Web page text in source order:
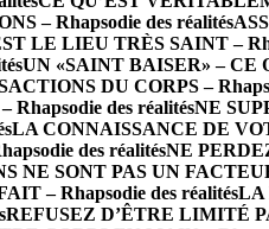
– Rhapsodie des réalités
LE LIEU TRÈS SAINT –
UN «SAINT BAISER» – CE
DU CORPS –
des réalitésNE
LA CONNAISSANCE DE
des réalitésNE
NE SONT PAS UN
– Rhapsodie des réalitésLA
REFUSEZ D’ÊTRE LIMITÉ